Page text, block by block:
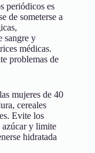
periódicos es
de someterse a
sangre y
médicas.
problemas de
mujeres de 40
cereales
Evite los
azúcar y limite
hidratada